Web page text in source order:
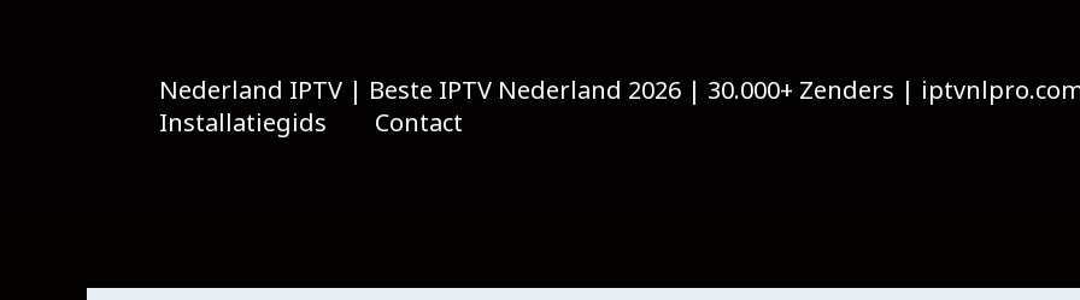
Nederland IPTV | Beste IPTV Nederland 2026 | 30.000+ Zenders |
Installatiegids
Contact